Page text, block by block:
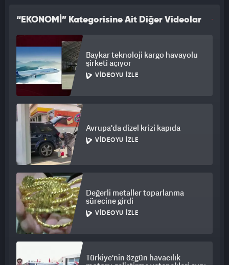
“EKONOMİ” Kategorisine Ait Diğer Videolar
Baykar teknoloji kargo havayolu
şirketi açıyor
VIDEOYU İZLE
Avrupa'da dizel krizi kapıda
VIDEOYU İZLE
Değerli metaller toparlanma
sürecine girdi
VIDEOYU İZLE
Türkiye'nin özgün havacılık